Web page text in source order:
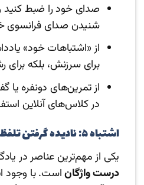
صدای خود را ضبط کنید
شنیدن صدای فرانسوی
از «اشتباهات خود»
برای سرزنش، بلکه برای
از تمرین‌های دونفره
در کلاس‌های آنلاین
اشتباه ۵: نادیده گرفتن تلفظ صحیح
یکی از مهم‌ترین عناصر در
درست واژگاناست. با وجود